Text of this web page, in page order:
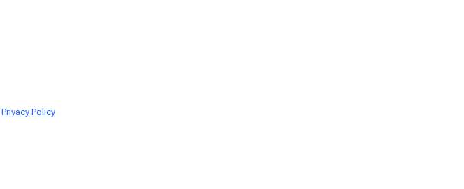
Privacy Policy